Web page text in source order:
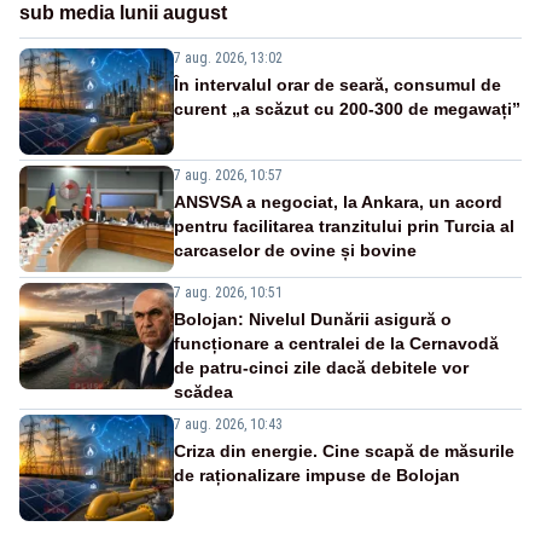
sub media lunii august
7 aug. 2026, 13:02
În intervalul orar de seară, consumul de
curent „a scăzut cu 200-300 de megawați”
7 aug. 2026, 10:57
ANSVSA a negociat, la Ankara, un acord
pentru facilitarea tranzitului prin Turcia al
carcaselor de ovine și bovine
7 aug. 2026, 10:51
Bolojan: Nivelul Dunării asigură o
funcționare a centralei de la Cernavodă
de patru-cinci zile dacă debitele vor
scădea
7 aug. 2026, 10:43
Criza din energie. Cine scapă de măsurile
de raționalizare impuse de Bolojan